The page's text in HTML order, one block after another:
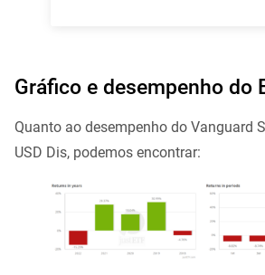
Gráfico e desempenho do
Quanto ao desempenho do Vanguard
USD Dis, podemos encontrar: